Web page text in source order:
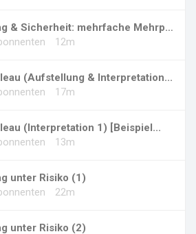
Entscheidung & Sicherheit: mehrfache Mehrprod...
12m
(Aufstellung & Interpretation...
17m
(Interpretation 1) [Beispiel...
13m
unter Risiko (1)
22m
unter Risiko (2)